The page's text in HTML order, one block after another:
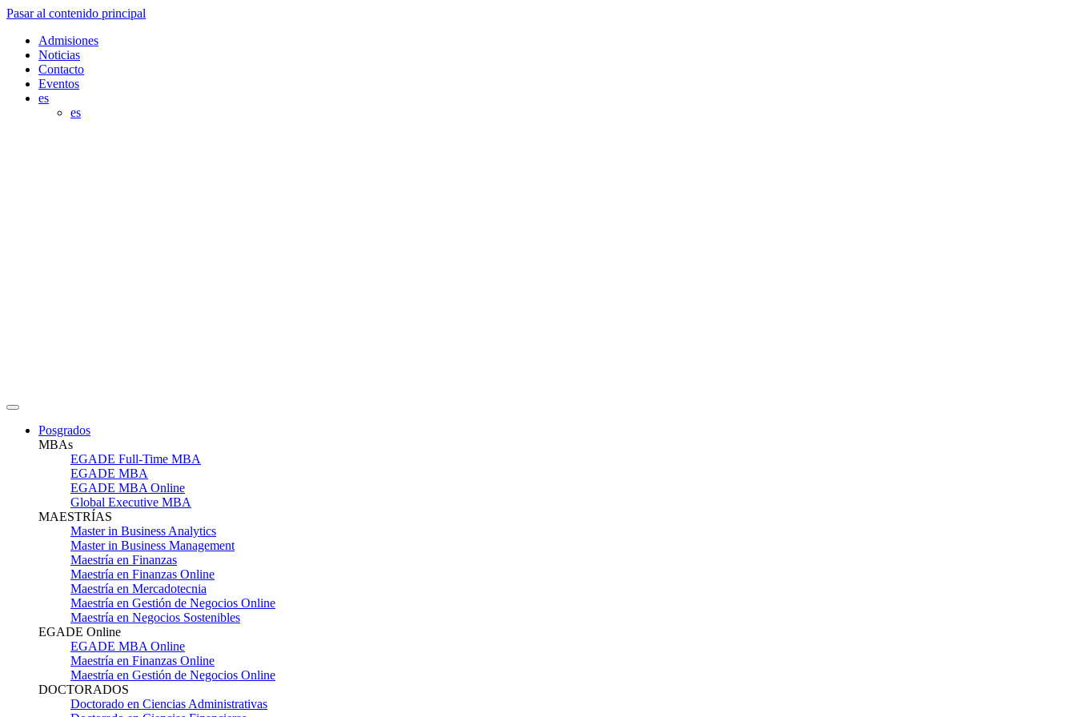
Pasar al contenido principal
Admisiones
Noticias
Contacto
Eventos
es
es
Posgrados
MBAs
EGADE Full-Time MBA
EGADE MBA
EGADE MBA Online
Global Executive MBA
MAESTRÍAS
Master in Business Analytics
Master in Business Management
Maestría en Finanzas
Maestría en Finanzas Online
Maestría en Mercadotecnia
Maestría en Gestión de Negocios Online
Maestría en Negocios Sostenibles
EGADE Online
EGADE MBA Online
Maestría en Finanzas Online
Maestría en Gestión de Negocios Online
DOCTORADOS
Doctorado en Ciencias Administrativas